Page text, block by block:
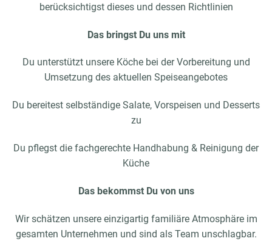
berücksichtigst dieses und dessen Richtlinien
Das bringst Du uns mit
Du unterstützt unsere Köche bei der Vorbereitung und
Umsetzung des aktuellen Speiseangebotes
Du bereitest selbständige Salate, Vorspeisen und Desserts
zu
Du pflegst die fachgerechte Handhabung & Reinigung der
Küche
Das bekommst Du von uns
Wir schätzen unsere einzigartig familiäre Atmosphäre im
gesamten Unternehmen und sind als Team unschlagbar.